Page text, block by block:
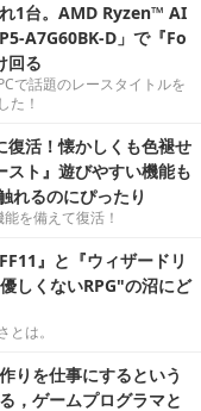
1台。AMD Ryzen™ AI
A7G60BK-D」で『Fo
回る
で話題のレースタイトルを
た！
復活！懐かしくも色褪せ
ト』遊びやすい機能も
れるのにぴったり
を備えて復活！
』と『ウィザードリ
しくないRPG"の沼にど
は。
りを仕事にするという
，ゲームプログラマと